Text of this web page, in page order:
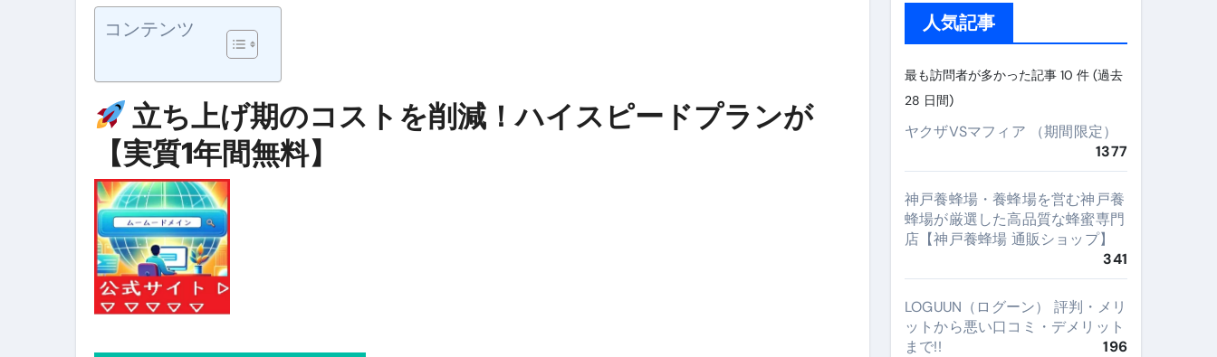
コンテンツ
立ち上げ期のコストを削減！ハイスピードプランが
【実質1年間無料】
人気記事
最も訪問者が多かった記事 10 件 (過去
28 日間)
ヤクザVSマフィア （期間限定）
1377
神戸養蜂場・養蜂場を営む神戸養
蜂場が厳選した高品質な蜂蜜専門
店【神戸養蜂場 通販ショップ】
341
LOGUUN（ログーン） 評判・メリ
ットから悪い口コミ・デメリット
まで!!
196